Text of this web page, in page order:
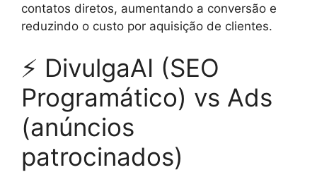
contatos diretos, aumentando a conversão e
reduzindo o custo por aquisição de clientes.
⚡ DivulgaAI (SEO
Programático) vs Ads
(anúncios
patrocinados)